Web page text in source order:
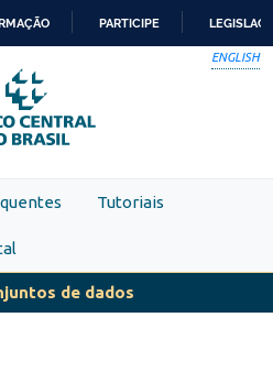
PARA
O
CONTEÚDO
PARTICIPE
ENGLISH
Tutoriais
de dados